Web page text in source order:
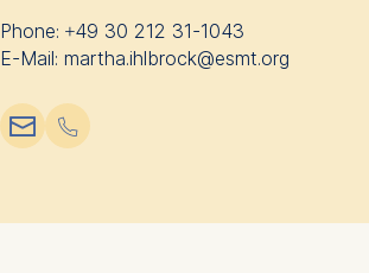
Phone: +49 30 212 31-1043
E-Mail: martha.ihlbrock@esmt.org
📧︎ 📞︎
Cookies
Cookies
helps us